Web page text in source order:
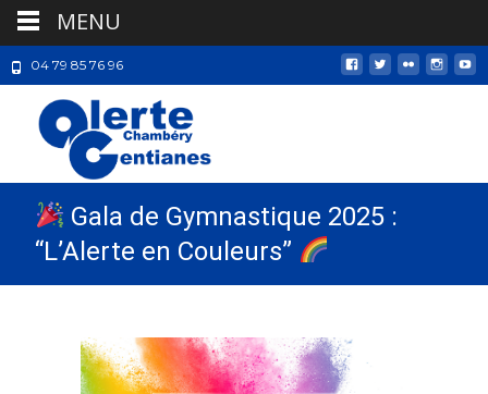
04 79 85 76 96
Gala de Gymnastique 2025 :
“L’Alerte en Couleurs”
MENU